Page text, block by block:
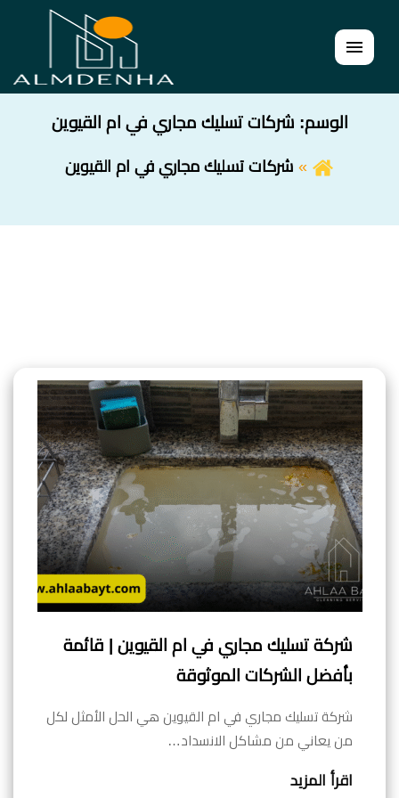
القائمة
الوسم: شركات تسليك مجاري في ام القيوين
شركات تسليك مجاري في ام القيوين
شركة تسليك مجاري في ام القيوين | قائمة
بأفضل الشركات الموثوقة
شركة تسليك مجاري في ام القيوين هي الحل الأمثل لكل
من يعاني من مشاكل الانسداد…
اقرأ المزيد